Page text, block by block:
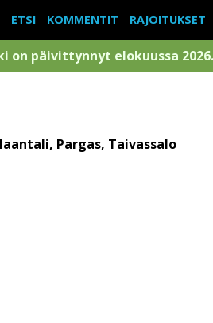
ETSI KOMMENTIT RAJOITUKSET
on päivittynnyt elokuussa 2026.
Pargas, Taivassalo